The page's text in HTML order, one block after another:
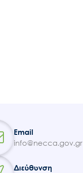
Email
info@necca.gov.gr
Διεύθυνση